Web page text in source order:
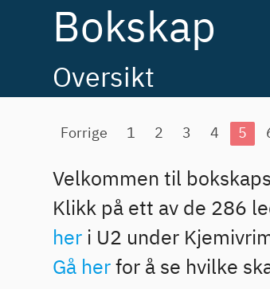
Bokskap
Oversikt
Forrige 1 2 3 4 5
Velkommen til
Klikk på ett av de 286
her i U2 under
Gå her for å se hvilke